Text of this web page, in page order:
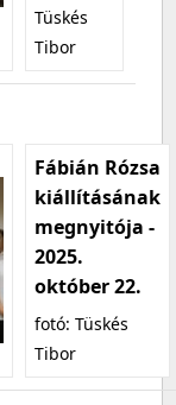
Tüskés
Tibor
Fábián Rózsa
kiállításának
megnyitója -
2025.
október 22.
fotó: Tüskés
Tibor